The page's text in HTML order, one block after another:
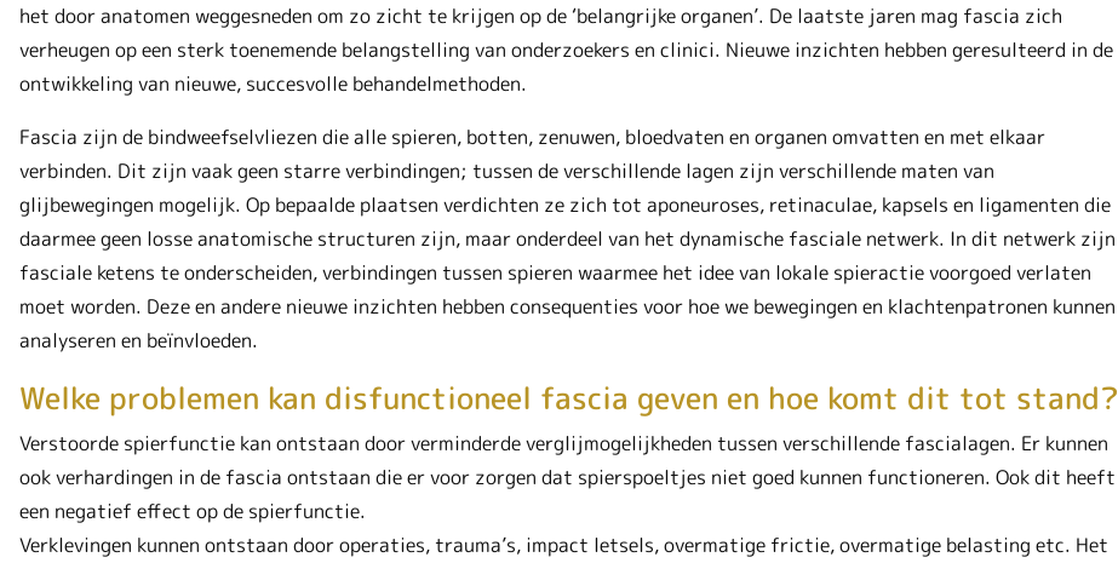
het door anatomen weggesneden om zo zicht te krijgen op de ‘belangrijke organen’. De laatste jaren mag fascia zich
verheugen op een sterk toenemende belangstelling van onderzoekers en clinici. Nieuwe inzichten hebben geresulteerd in de
ontwikkeling van nieuwe, succesvolle behandelmethoden.
Fascia zijn de bindweefselvliezen die alle spieren, botten, zenuwen, bloedvaten en organen omvatten en met elkaar
verbinden. Dit zijn vaak geen starre verbindingen; tussen de verschillende lagen zijn verschillende maten van
glijbewegingen mogelijk. Op bepaalde plaatsen verdichten ze zich tot aponeuroses, retinaculae, kapsels en ligamenten die
daarmee geen losse anatomische structuren zijn, maar onderdeel van het dynamische fasciale netwerk. In dit netwerk zijn
fasciale ketens te onderscheiden, verbindingen tussen spieren waarmee het idee van lokale spieractie voorgoed verlaten
moet worden. Deze en andere nieuwe inzichten hebben consequenties voor hoe we bewegingen en klachtenpatronen kunnen
analyseren en beïnvloeden.
Welke problemen kan disfunctioneel fascia geven en hoe komt dit tot stand?
Verstoorde spierfunctie kan ontstaan door verminderde verglijmogelijkheden tussen verschillende fascialagen. Er kunnen
ook verhardingen in de fascia ontstaan die er voor zorgen dat spierspoeltjes niet goed kunnen functioneren. Ook dit heeft
een negatief effect op de spierfunctie.
Verklevingen kunnen ontstaan door operaties, trauma’s, impact letsels, overmatige frictie, overmatige belasting etc. Het